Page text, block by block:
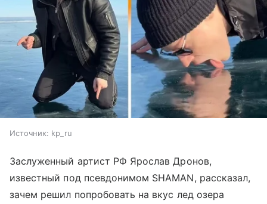
Источник: kp_ru
Заслуженный артист РФ Ярослав Дронов,
известный под псевдонимом SHAMAN, рассказал,
зачем решил попробовать на вкус лед озера